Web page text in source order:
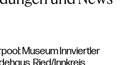
Museum Innviertler